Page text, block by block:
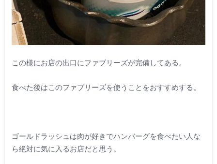
この様にお店の出口にファブリーズが完備してある。
食べた後はこのファブリーズを使うことをおすすめする。
ゴールドラッシュは肉が好きでハンバーグを食べたい人な
ら絶対に気に入るお店だと思う。